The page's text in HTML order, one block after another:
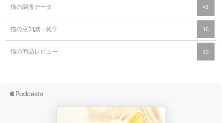
猫の調査データ 41
猫の豆知識・雑学 16
猫の商品レビュー 13